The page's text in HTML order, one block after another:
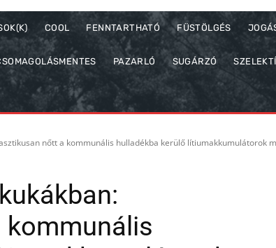
COOL FENNTARTHATÓ FÜSTÖLGÉS
PAZARLÓ SUGÁRZÓ
nőtt a kommunális hulladékba kerülő lítiumakkumulátorok
kommunális